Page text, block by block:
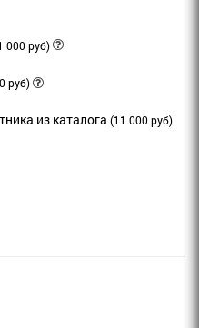
000 руб)
руб)
из каталога (11 000 руб)